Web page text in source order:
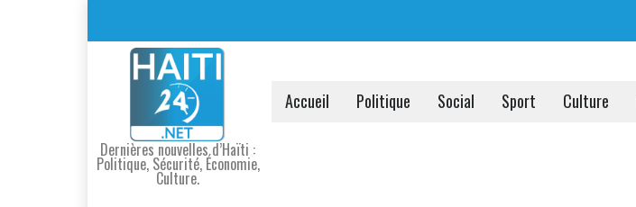
Dernières nouvelles d’Haïti :
Politique, Sécurité, Économie,
Culture.
Accueil Politique Social Sport Culture